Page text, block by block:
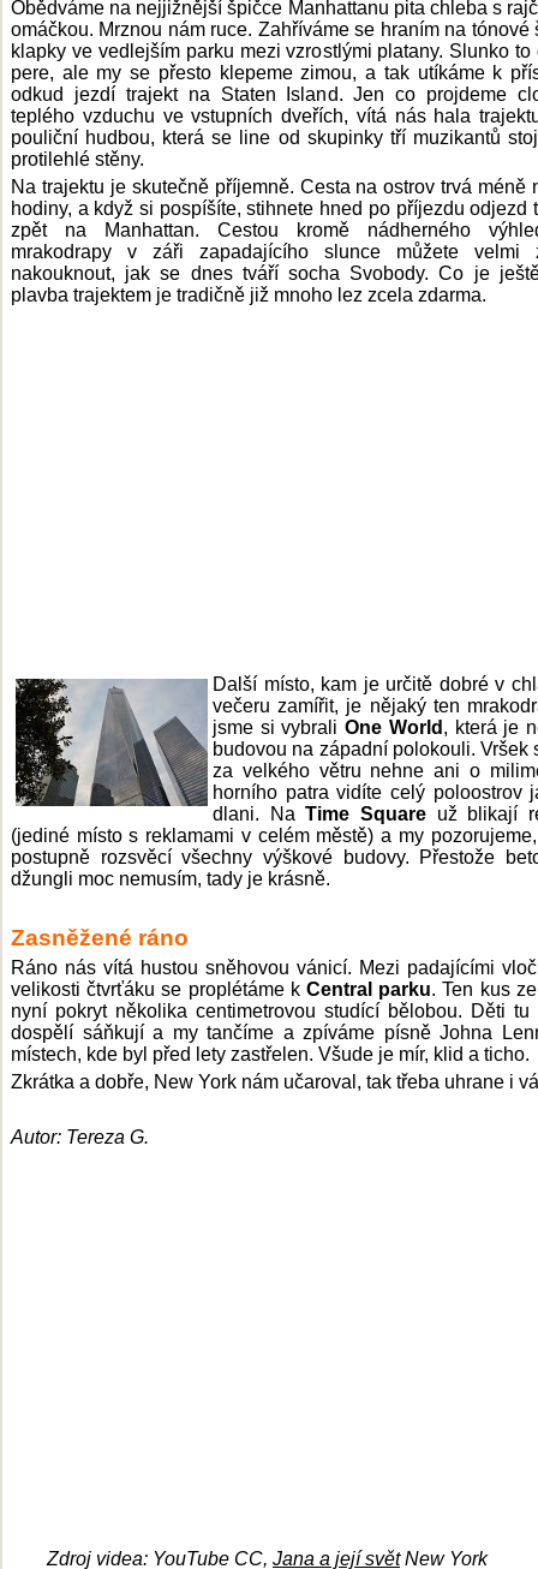
Obědváme na nejjižnější špičce Manhattanu pita chleba s
omáčkou. Mrznou nám ruce. Zahříváme se hraním na tónové
klapky ve vedlejším parku mezi vzrostlými platany. Slunko to
pere, ale my se přesto klepeme zimou, a tak utíkáme k
odkud jezdí trajekt na Staten Island. Jen co projdeme
teplého vzduchu ve vstupních dveřích, vítá nás hala
pouliční hudbou, která se line od skupinky tří muzikantů
protilehlé stěny.
Na trajektu je skutečně příjemně. Cesta na ostrov trvá méně
hodiny, a když si pospíšíte, stihnete hned po příjezdu odjezd
zpět na Manhattan. Cestou kromě nádherného
mrakodrapy v záři zapadajícího slunce můžete velmi
nakouknout, jak se dnes tváří socha Svobody. Co je
plavba trajektem je tradičně již mnoho lez zcela zdarma.
Další místo, kam je určitě dobré v
večeru zamířit, je nějaký ten
jsme si vybraliOne World , která je
budovou na západní polokouli. Vršek
za velkého větru nehne ani o
horního patra vidíte celý poloostrov
dlani. NaTime Square už blikají
(jediné místo s reklamami v celém městě) a my
postupně rozsvěcí všechny výškové budovy. Přestože
džungli moc nemusím, tady je krásně.
Zasněžené ráno
Ráno nás vítá hustou sněhovou vánicí. Mezi padajícími
velikosti čtvrťáku se proplétáme k Central parku. Ten kus
nyní pokryt několika centimetrovou studící bělobou. Děti tu
dospělí sáňkují a my tančíme a zpíváme písně Johna
místech, kde byl před lety zastřelen. Všude je mír, klid a ticho.
Zkrátka a dobře, New York nám učaroval, tak třeba uhrane i
Autor: Tereza G.
Zdroj videa: YouTube CC, Jana a její světNew York